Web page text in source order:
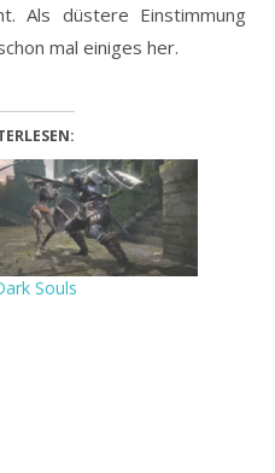
Als düstere Einstimmung
mal einiges her.
Souls